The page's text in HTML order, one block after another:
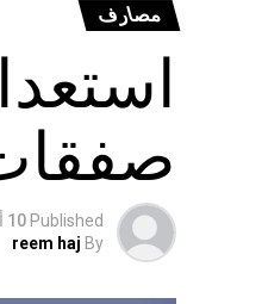
مصارف
Published 10 أشهر ago
By
reem haj